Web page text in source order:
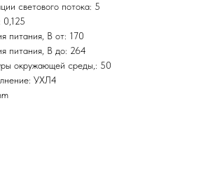
светового потока: 5
0,125
питания, В от: 170
питания, В до: 264
окружающей среды,: 50
УХЛ4